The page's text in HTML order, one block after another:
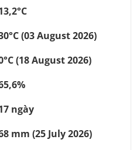
(03 August 2026)
(18 August 2026)
ngày
mm (25 July 2026)